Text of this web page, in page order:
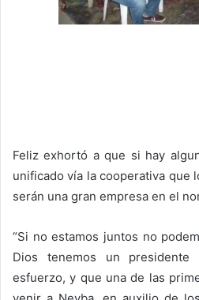
Feliz exhortó a que si hay
unificado vía la cooperativa que
serán una gran empresa en el
“Si no estamos juntos no
Dios tenemos un
esfuerzo, y que una de las